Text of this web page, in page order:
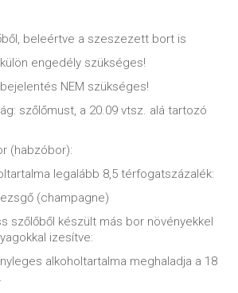
beleértve a szeszezett bort is
engedély szükséges!
NEM szükséges!
szőlőmust, a 20.09 vtsz. alá tartozó
(habzóbor):
legalább 8,5 térfogatszázalék:
(champagne)
szőlőből készült más bor növényekkel
izesítve:
alkoholtartalma meghaladja a 18